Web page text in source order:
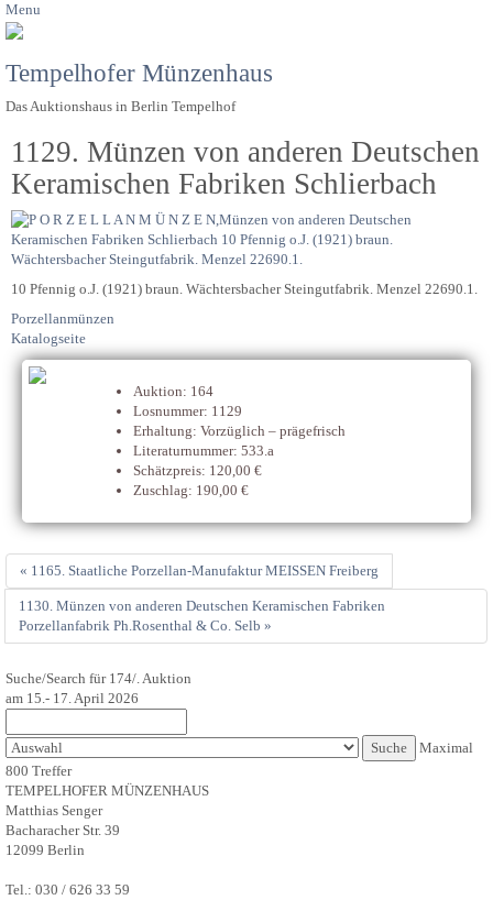
Menu
Tempelhofer Münzenhaus
Das Auktionshaus in Berlin Tempelhof
1129. Münzen von anderen Deutschen
Keramischen Fabriken Schlierbach
10 Pfennig o.J. (1921) braun. Wächtersbacher Steingutfabrik. Menzel 22690.1.
Porzellanmünzen
Katalogseite
Auktion: 164
Losnummer: 1129
Erhaltung: Vorzüglich – prägefrisch
Literaturnummer: 533.a
Schätzpreis: 120,00 €
Zuschlag: 190,00 €
« 1165. Staatliche Porzellan-Manufaktur MEISSEN Freiberg
1130. Münzen von anderen Deutschen Keramischen Fabriken
Porzellanfabrik Ph.Rosenthal & Co. Selb »
Suche/Search für 174/. Auktion
am 15.- 17. April 2026
Maximal
800 Treffer
TEMPELHOFER MÜNZENHAUS
Matthias Senger
Bacharacher Str. 39
12099 Berlin
Tel.: 030 / 626 33 59